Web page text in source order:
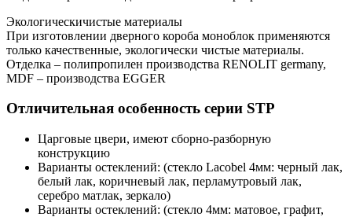
Экологическичистые материалы
При изготовлении дверного короба моноблок применяются
только качественные, экологически чистые материалы.
Отделка – полипропилен производства RENOLIT germany,
MDF – производства EGGER
Отличительная особенность серии STP
Царговые цвери, имеют сборно-разборную
конструкцию
Варианты остеклений: (стекло Lacobel 4мм: черный лак,
белый лак, коричневый лак, перламутровый лак,
серебро матлак, зеркало)
Варианты остеклений: (стекло 4мм: матовое, графит,